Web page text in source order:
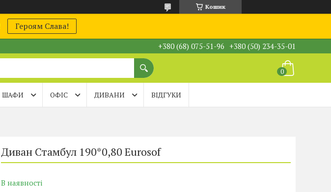
Кошик
Героям Слава!
+380 (68) 075-51-96 +380 (50) 234-35-01
ШАФИ ОФІС ДИВАНИ ВІДГУКИ
Диван Стамбул 190*0,80 Eurosof
В наявності